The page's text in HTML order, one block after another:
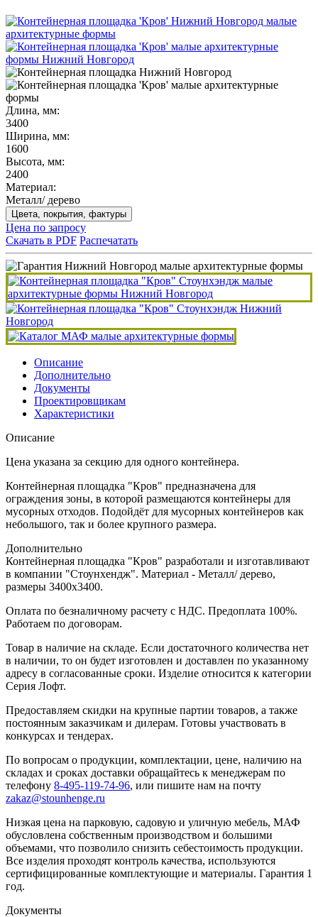
Длина, мм:
3400
Ширина, мм:
1600
Высота, мм:
2400
Материал:
Металл/ дерево
Цвета, покрытия, фактуры
Цена по запросу
Скачать в PDF Распечатать
Описание
Дополнительно
Документы
Проектировщикам
Характеристики
Описание
Цена указана за секцию для одного контейнера.
Контейнерная площадка "Кров" предназначена для
ограждения зоны, в которой размещаются контейнеры для
мусорных отходов. Подойдёт для мусорных контейнеров как
небольшого, так и более крупного размера.
Дополнительно
Контейнерная площадка "Кров" разработали и изготавливают
в компании "Стоунхендж". Материал - Металл/ дерево,
размеры 3400x3400.
Оплата по безналичному расчету с НДС. Предоплата 100%.
Работаем по договорам.
Товар в наличие на складе. Если достаточного количества нет
в наличии, то он будет изготовлен и доставлен по указанному
адресу в согласованные сроки. Изделие относится к категории
Серия Лофт.
Предоставляем скидки на крупные партии товаров, а также
постоянным заказчикам и дилерам. Готовы участвовать в
конкурсах и тендерах.
По вопросам о продукции, комплектации, цене, наличию на
складах и сроках доставки обращайтесь к менеджерам по
телефону 8-495-119-74-96, или пишите нам на почту
zakaz@stounhenge.ru
Низкая цена на парковую, садовую и уличную мебель, МАФ
обусловлена собственным производством и большими
объемами, что позволило снизить себестоимость продукции.
Все изделия проходят контроль качества, используются
сертифицированные комплектующие и материалы. Гарантия 1
год.
Документы